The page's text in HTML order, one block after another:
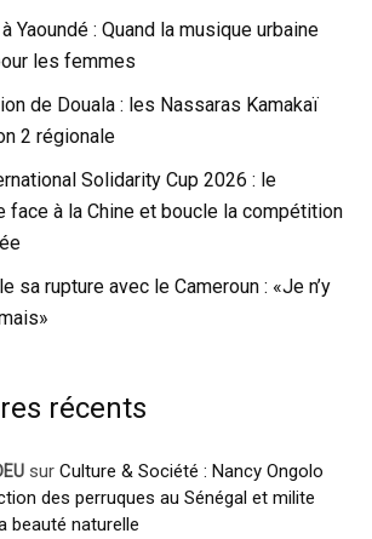
Yaoundé : Quand la musique urbaine
les femmes
de Douala : les Nassaras Kamakaï
2 régionale
Solidarity Cup 2026 : le
face à la Chine et boucle la compétition
sa rupture avec le Cameroun : «Je n’y
récents
sur Culture & Société : Nancy Ongolo
des perruques au Sénégal et milite
beauté naturelle